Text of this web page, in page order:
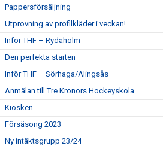
Pappersförsäljning
Utprovning av profilkläder i veckan!
Inför THF – Rydaholm
Den perfekta starten
Inför THF – Sörhaga/Alingsås
Anmälan till Tre Kronors Hockeyskola
Kiosken
Försäsong 2023
Ny intäktsgrupp 23/24